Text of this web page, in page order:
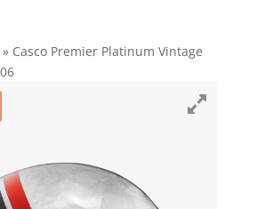
» Casco Premier Platinum Vintage